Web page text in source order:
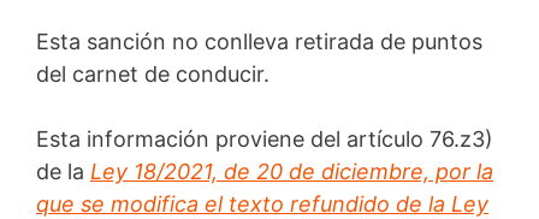
Esta sanción no conlleva retirada de puntos
del carnet de conducir.
Esta información proviene del artículo 76.z3)
de la Ley 18/2021, de 20 de diciembre, por la
que se modifica el texto refundido de la Ley